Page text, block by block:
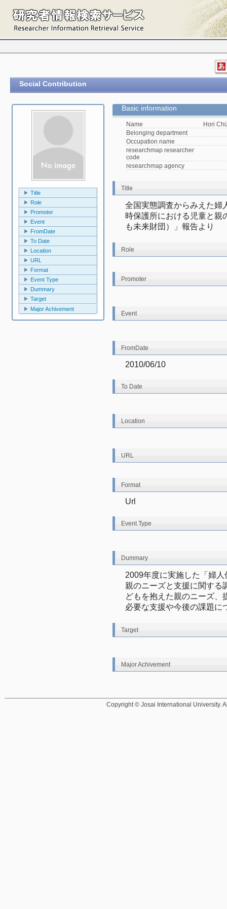
Social Contribution
Title
Role
Promoter
Event
FromDate
To Date
Location
URL
Format
Event Type
Dummary
Target
Major Achivement
Basic information
Name
Hori
Belonging department
Occupation name
researchmap researcher
code
researchmap agency
Title
全国実態調査からみえた婦
時保護所における児童と親
も未来財団）」報告より
Role
Promoter
Event
FromDate
2010/06/10
To Date
Location
URL
Format
Url
Event Type
Dummary
2009年度に実施した「婦
親のニーズと支援に関する
どもを抱えた親のニーズ、
必要な支援や今後の課題に
Target
Major Achivement